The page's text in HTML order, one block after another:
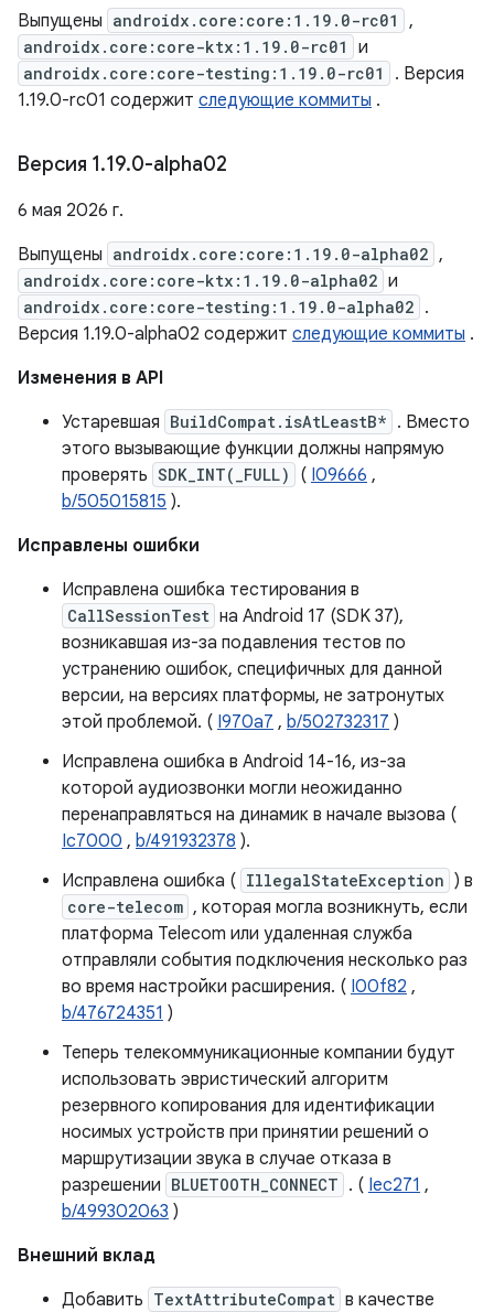
Выпущены androidx.core:core:1.19.0-rc01 ,
androidx.core:core-ktx:1.19.0-rc01 и
androidx.core:core-testing:1.19.0-rc01
. Версия
1.19.0-rc01 содержит следующие коммиты .
Версия 1.19.0-alpha02
6 мая 2026 г.
Выпущены androidx.core:core:1.19.0-alpha02 ,
androidx.core:core-ktx:1.19.0-alpha02 и
androidx.core:core-testing:1.19.0-alpha02 .
Версия 1.19.0-alpha02 содержит следующие коммиты .
Изменения в API
Устаревшая BuildCompat.isAtLeastB* . Вместо
этого вызывающие функции должны напрямую
проверять SDK_INT(_FULL) ( I09666 ,
b/505015815 ).
Исправлены ошибки
Исправлена ​​ошибка тестирования в
CallSessionTest на Android 17 (SDK 37),
возникавшая из-за подавления тестов по
устранению ошибок, специфичных для данной
версии, на версиях платформы, не затронутых
этой проблемой. ( I970a7 , b/502732317 )
Исправлена ​​ошибка в Android 14-16, из-за
которой аудиозвонки могли неожиданно
перенаправляться на динамик в начале вызова (
Ic7000 , b/491932378 ).
Исправлена ​​ошибка ( IllegalStateException ) в
core-telecom , которая могла возникнуть, если
платформа Telecom или удаленная служба
отправляли события подключения несколько раз
во время настройки расширения. ( I00f82 ,
b/476724351 )
Теперь телекоммуникационные компании будут
использовать эвристический алгоритм
резервного копирования для идентификации
носимых устройств при принятии решений о
маршрутизации звука в случае отказа в
разрешении BLUETOOTH_CONNECT . ( Iec271 ,
b/499302063 )
Внешний вклад
Добавить TextAttributeCompat в качестве